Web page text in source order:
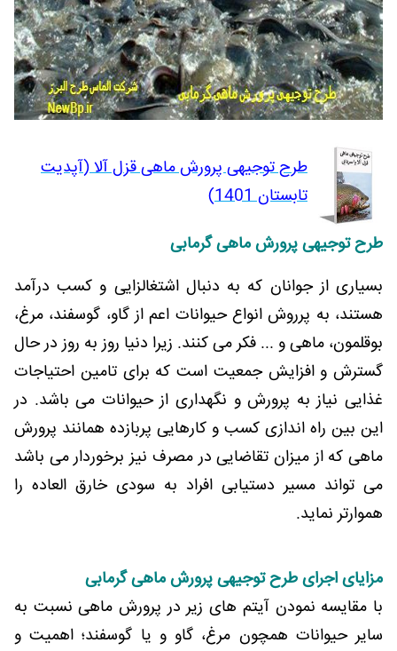
طرح توجیهی پرورش ماهی قزل آلا (آپدیت
تابستان 1401)
طرح توجیهی پرورش ماهی گرمابی
بسیاری از جوانان که به دنبال اشتغالزایی و کسب درآمد
هستند، به پرروش انواع حیوانات اعم از گاو، گوسفند، مرغ،
بوقلمون، ماهی و ... فکر می کنند. زیرا دنیا روز به روز در حال
گسترش و افزایش جمعیت است که برای تامین احتیاجات
غذایی نیاز به پرورش و نگهداری از حیوانات می باشد. در
این بین راه اندازی کسب و کارهایی پربازده همانند پرورش
ماهی که از میزان تقاضایی در مصرف نیز برخوردار می باشد
می تواند مسیر دستیابی افراد به سودی خارق العاده را
هموارتر نماید.
مزایای اجرای طرح توجیهی پرورش ماهی گرمابی
با مقایسه نمودن آیتم های زیر در پرورش ماهی نسبت به
سایر حیوانات همچون مرغ، گاو و یا گوسفند؛ اهمیت و